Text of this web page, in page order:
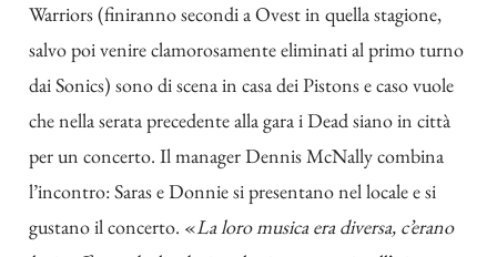
Warriors (finiranno secondi a Ovest in quella stagione,
salvo poi venire clamorosamente eliminati al primo turno
dai Sonics) sono di scena in casa dei Pistons e caso vuole
che nella serata precedente alla gara i Dead siano in città
per un concerto. Il manager Dennis McNally combina
l’incontro: Saras e Donnie si presentano nel locale e si
gustano il concerto. «La loro musica era diversa, c’erano